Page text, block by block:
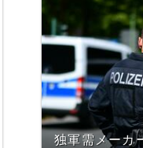
独軍需メーカ